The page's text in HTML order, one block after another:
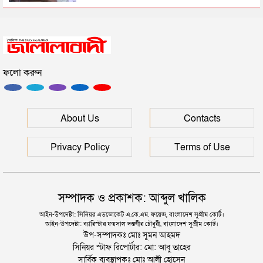
প্রধানমন্ত্রী
সিলেটে আরও দুইজনের মৃত্যু, হাসপাতালে ৩ শতাধিক
ফলো করুন
About Us Contacts
Privacy Policy Terms of Use
সম্পাদক ও প্রকাশক: আব্দুল খালিক
আইন-উপদেষ্টা: সিনিয়র এডভোকেট এ.কে.এম. ফয়েজ, বাংলাদেশ সুপ্রীম কোর্ট।
আইন-উপদেষ্টা: ব্যারিস্টার ফয়সাল দস্তগীর চৌধুরী, বাংলাদেশ সুপ্রীম কোর্ট।
উপ-সম্পাদকঃ মোঃ সুমন আহমদ
সিনিয়র স্টাফ রিপোর্টার: মো: আবু তাহের
সার্বিক ব্যবস্থাপকঃ মোঃ আলী হোসেন